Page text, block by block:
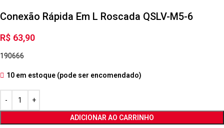
Conexão Rápida Em L Roscada QSLV-M5-6
R$ 63,90
190666
10 em estoque (pode ser encomendado)
ADICIONAR AO CARRINHO